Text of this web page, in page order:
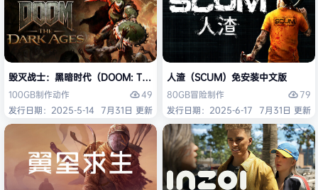
毁灭战士：黑暗时代（DOOM: The Dark Ages）免安装中文版
100GB制作动作
49
发行日期：2025-5-14 7月31日 更新
人渣（SCUM）免安装中文版
80GB冒险制作
79
发行日期：2025-6-17 7月31日 更新